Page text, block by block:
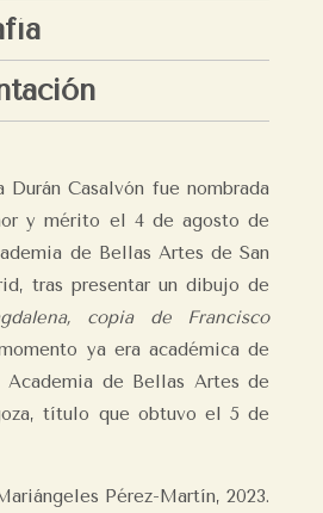
Durán Casalvón fue nombrada
y mérito el 4 de agosto de
de Bellas Artes de San
tras presentar un dibujo de
copia de Francisco
ya era académica de
de Bellas Artes de
título que obtuvo el 5 de
Pérez-Martín,2023.